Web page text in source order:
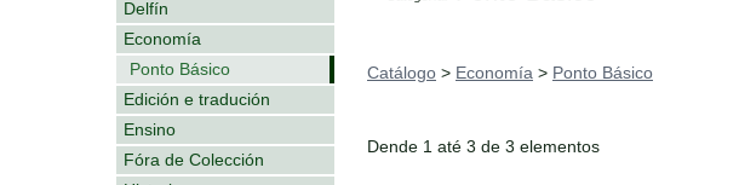
Delfín
Economía
Ponto Básico
Edición e tradución
Ensino
Fóra de Colección
Catálogo > Economía > Ponto Básico
Dende 1 até 3 de 3 elementos